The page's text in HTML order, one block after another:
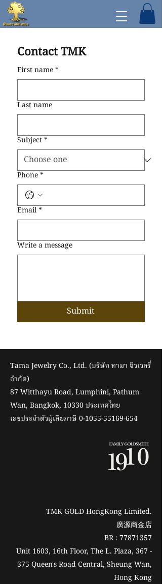
Contact TMK
First name*
Last name
Subject*
Phone*
Email*
Write a message
Submit
Tama Jewelry Co., Ltd. (บริษัท ทามา จิวเวลรี่
จำกัด)
87 Witthayu Road, Lumphini, Pathum
Wan, Bangkok, 10330 ประเทศไทย
เลขประจำตัวผู้เสียภาษี0-1055-55169-654
TMK GOLD HongKong Limited.
廣源商金店
BR : 77871357
Unit 1603, 16th Floor, The L. Plaza, 367 -
375 Queen's Road Central, Sheung Wan,
Hong Kong